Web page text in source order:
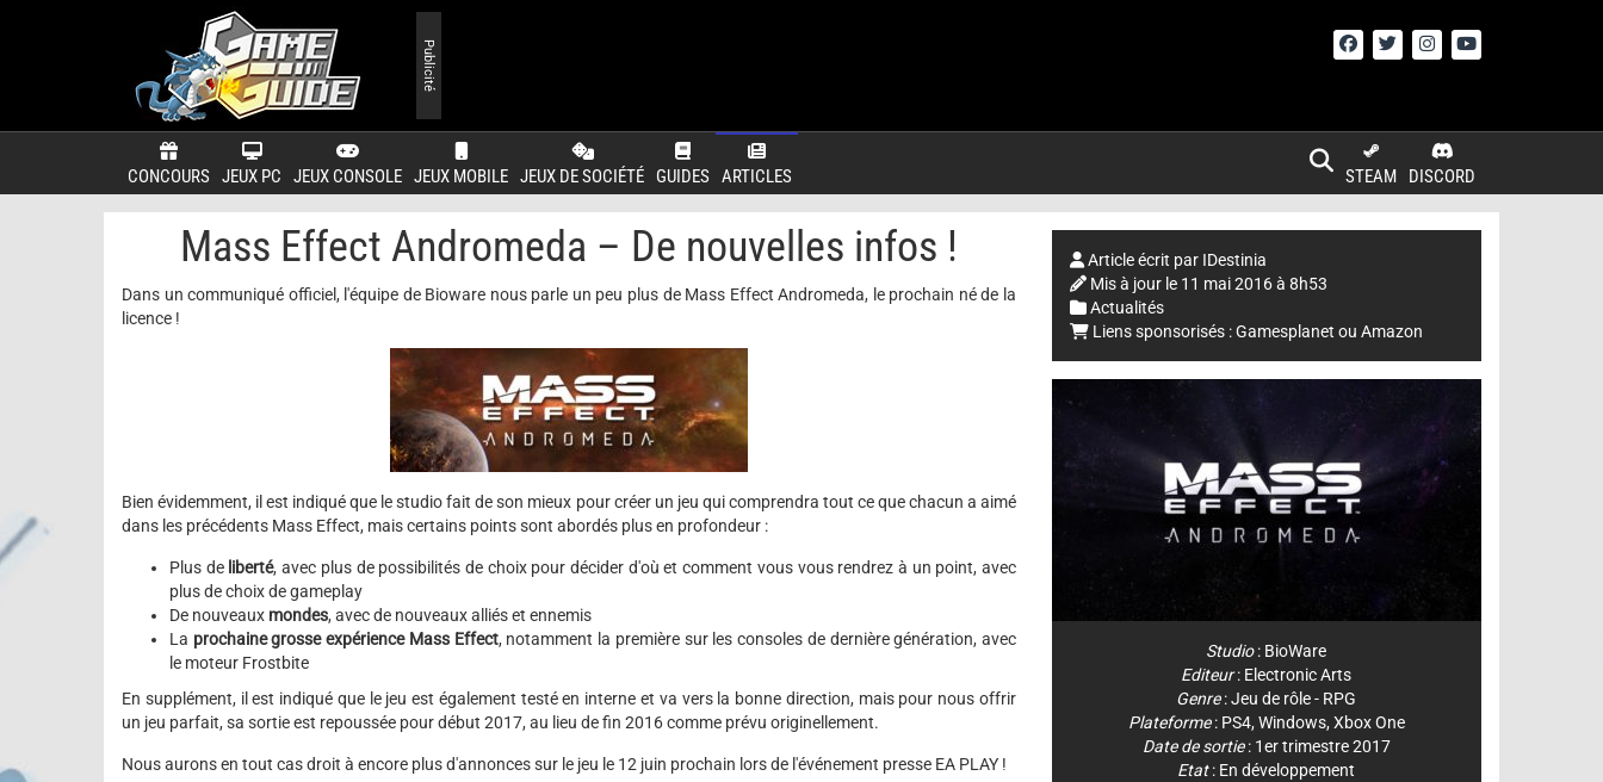
CONCOURS JEUX PC JEUX CONSOLE JEUX MOBILE JEUX DE SOCIÉTÉ GUIDES ARTICLES DISCORD
STEAM
Publicité
Mass Effect Andromeda – De nouvelles infos !
Dans un communiqué officiel, l'équipe de Bioware nous parle un peu plus de Mass Effect Andromeda, le prochain né de la
licence !
Bien évidemment, il est indiqué que le studio fait de son mieux pour créer un jeu qui comprendra tout ce que chacun a aimé
dans les précédents Mass Effect, mais certains points sont abordés plus en profondeur :
Plus de liberté, avec plus de possibilités de choix pour décider d'où et comment vous vous rendrez à un point, avec
plus de choix de gameplay
De nouveaux mondes, avec de nouveaux alliés et ennemis
La prochaine grosse expérience Mass Effect, notamment la première sur les consoles de dernière génération, avec
le moteur Frostbite
En supplément, il est indiqué que le jeu est également testé en interne et va vers la bonne direction, mais pour nous offrir
un jeu parfait, sa sortie est repoussée pour début 2017, au lieu de fin 2016 comme prévu originellement.
Nous aurons en tout cas droit à encore plus d'annonces sur le jeu le 12 juin prochain lors de l'événement presse EA PLAY !
Article écrit par IDestinia
Mis à jour le 11 mai 2016 à 8h53
Actualités
Liens sponsorisés :Gamesplanet ou Amazon
Studio: BioWare
Editeur: Electronic Arts
Genre:Jeu de rôle - RPG
Plateforme: PS4, Windows, Xbox One
Date de sortie: 1er trimestre 2017
Etat: En développement